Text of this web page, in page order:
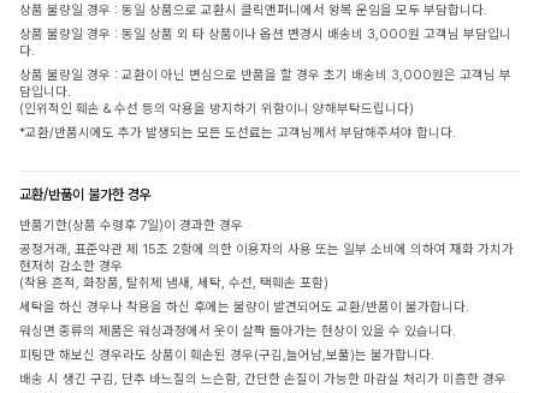
상품 불량일 경우 : 동일 상품으로 교환시 클릭앤퍼니에서 왕복 운임을 모두 부담합니다.
상품 불량일 경우 : 동일 상품 외 타 상품이나 옵션 변경시 배송비 3,000원 고객님 부담입니
다.
상품 불량일 경우 : 교환이 아닌 변심으로 반품을 할 경우 초기 배송비 3,000원은 고객님 부
담입니다.
(인위적인 훼손 & 수선 등의 악용을 방지하기 위함이니 양해부탁드립니다)
*교환/반품시에도 추가 발생되는 모든 도선료는 고객님께서 부담해주셔야 합니다.
교환/반품이 불가한 경우
반품기한(상품 수령후 7일)이 경과한 경우
공정거래, 표준약관 제 15조 2항에 의한 이용자의 사용 또는 일부 소비에 의하여 재화 가치가
현저히 감소한 경우
(착용 흔적, 화장품, 탈취제 냄새, 세탁, 수선, 택훼손 포함)
세탁을 하신 경우나 착용을 하신 후에는 불량이 발견되어도 교환/반품이 불가합니다.
워싱면 종류의 제품은 워싱과정에서 옷이 살짝 돌아가는 현상이 있을 수 있습니다.
피팅만 해보신 경우라도 상품이 훼손된 경우(구김,늘어남,보풀)는 불가합니다.
배송 시 생긴 구김, 단추 바느질의 느슨함, 간단한 손질이 가능한 마감실 처리가 미흡한 경우